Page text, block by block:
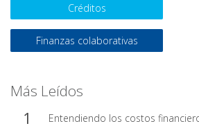
Créditos
Finanzas colaborativas
Más Leídos
Entendiendo los costos